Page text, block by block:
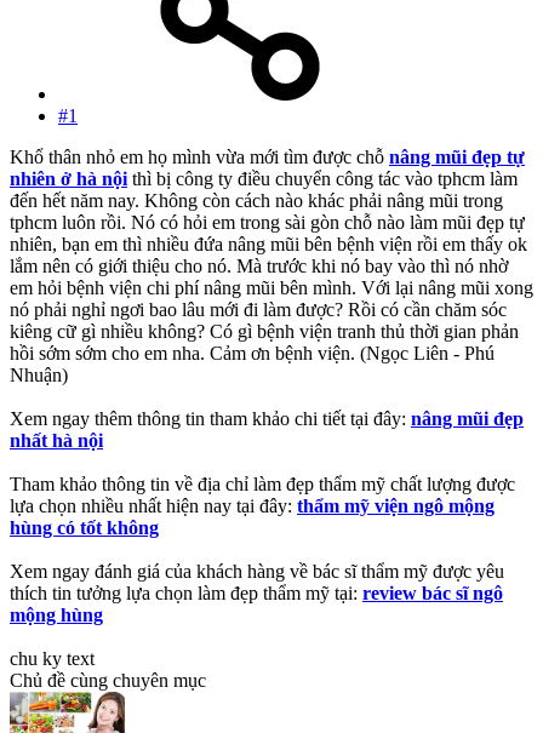
#1
Khổ thân nhỏ em họ mình vừa mới tìm được chỗ nâng mũi đẹp tự
nhiên ở hà nội thì bị công ty điều chuyển công tác vào tphcm làm
đến hết năm nay. Không còn cách nào khác phải nâng mũi trong
tphcm luôn rồi. Nó có hỏi em trong sài gòn chỗ nào làm mũi đẹp tự
nhiên, bạn em thì nhiều đứa nâng mũi bên bệnh viện rồi em thấy ok
lắm nên có giới thiệu cho nó. Mà trước khi nó bay vào thì nó nhờ
em hỏi bệnh viện chi phí nâng mũi bên mình. Với lại nâng mũi xong
nó phải nghỉ ngơi bao lâu mới đi làm được? Rồi có cần chăm sóc
kiêng cữ gì nhiều không? Có gì bệnh viện tranh thủ thời gian phản
hồi sớm sớm cho em nha. Cảm ơn bệnh viện. (Ngọc Liên - Phú
Nhuận)
Xem ngay thêm thông tin tham khảo chi tiết tại đây: nâng mũi đẹp
nhất hà nội
Tham khảo thông tin về địa chỉ làm đẹp thẩm mỹ chất lượng được
lựa chọn nhiều nhất hiện nay tại đây: thẩm mỹ viện ngô mộng
hùng có tốt không
Xem ngay đánh giá của khách hàng về bác sĩ thẩm mỹ được yêu
thích tin tưởng lựa chọn làm đẹp thẩm mỹ tại: review bác sĩ ngô
mộng hùng
chu ky text
Chủ đề cùng chuyên mục